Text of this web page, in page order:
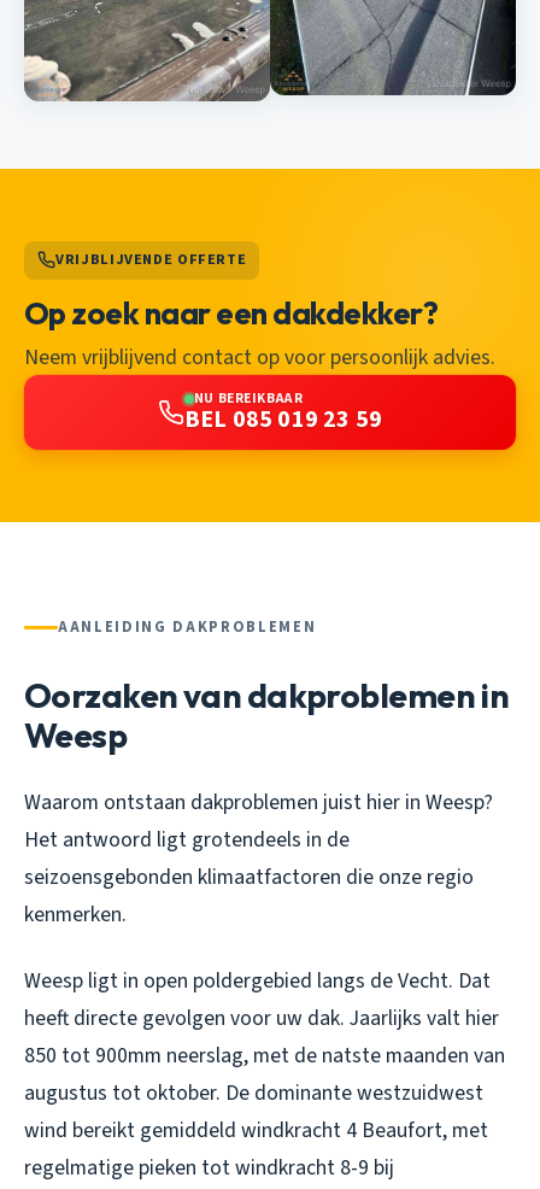
VRIJBLIJVENDE OFFERTE
Op zoek naar een dakdekker?
Neem vrijblijvend contact op voor persoonlijk advies.
NU BEREIKBAAR
BEL 085 019 23 59
AANLEIDING DAKPROBLEMEN
Oorzaken van dakproblemen in
Weesp
Waarom ontstaan dakproblemen juist hier in Weesp?
Het antwoord ligt grotendeels in de
seizoensgebonden klimaatfactoren die onze regio
kenmerken.
Weesp ligt in open poldergebied langs de Vecht. Dat
heeft directe gevolgen voor uw dak. Jaarlijks valt hier
850 tot 900mm neerslag, met de natste maanden van
augustus tot oktober. De dominante westzuidwest
wind bereikt gemiddeld windkracht 4 Beaufort, met
regelmatige pieken tot windkracht 8-9 bij